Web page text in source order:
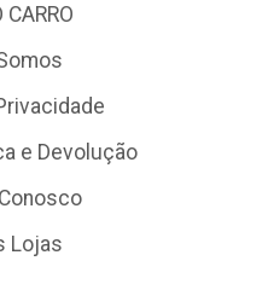
CARRO
e Devolução
Lojas